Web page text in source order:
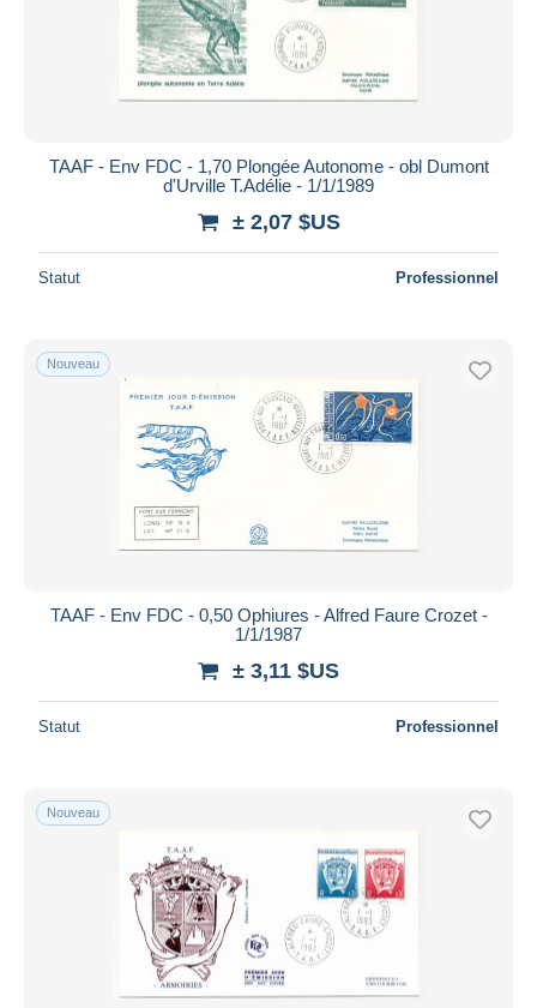
TAAF - Env FDC - 1,70 Plongée Autonome - obl Dumont
d'Urville T.Adélie - 1/1/1989
± 2,07 $US
Statut Professionnel
Nouveau
TAAF - Env FDC - 0,50 Ophiures - Alfred Faure Crozet -
1/1/1987
± 3,11 $US
Statut Professionnel
Nouveau